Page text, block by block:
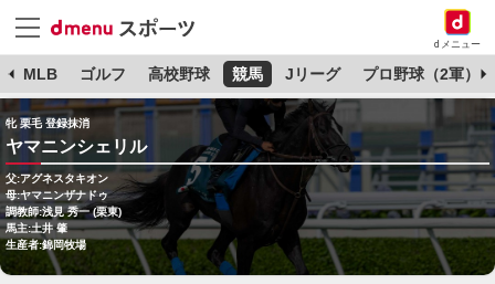
dメニュー
MLB ゴルフ 高校野球 競馬 Jリーグ プロ野球（2軍）
牝 栗毛 登録抹消
ヤマニンシェリル
父:アグネスタキオン
母:ヤマニンザナドゥ
調教師:浅見 秀一 (栗東)
馬主:土井 肇
生産者:錦岡牧場